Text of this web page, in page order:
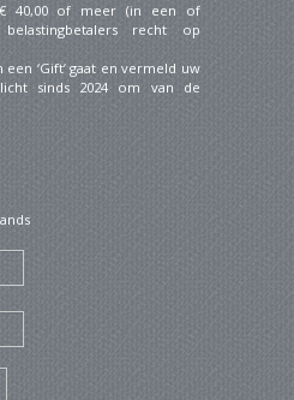
40,00 of meer (in een of
recht op
‘Gift’ gaat en vermeld uw
sinds 2024 om van de